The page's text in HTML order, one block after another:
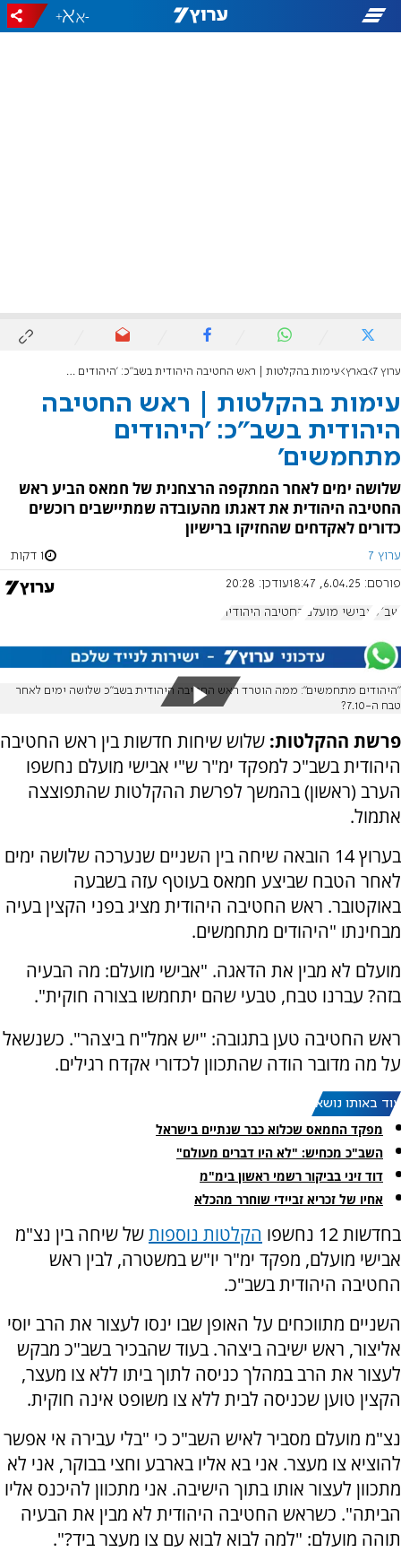
-
+
ערוץ 7 בארץ עימות בהקלטות | ראש החטיבה היהודית בשב"כ: 'היהודים מתחמשים'
עימות בהקלטות | ראש החטיבה
היהודית בשב"כ: 'היהודים
מתחמשים'
שלושה ימים לאחר המתקפה הרצחנית של חמאס הביע ראש
החטיבה היהודית את דאגתו מהעובדה שמתיישבים רוכשים
כדורים לאקדחים שהחזיקו ברישיון
ערוץ 7 1 דקות
פורסם: 6.04.25, 18:47 עודכן: 20:28
שב"כ אבישי מועלם החטיבה היהודית
"היהודים מתחמשים": ממה הוטרד ראש החטיבה היהודית בשב"כ שלושה ימים לאחר
טבח ה-7.10?
פרשת ההקלטות: שלוש שיחות חדשות בין ראש החטיבה
היהודית בשב"כ למפקד ימ"ר ש"י אבישי מועלם נחשפו
הערב (ראשון) בהמשך לפרשת ההקלטות שהתפוצצה
אתמול.
בערוץ 14 הובאה שיחה בין השניים שנערכה שלושה ימים
לאחר הטבח שביצע חמאס בעוטף עזה בשבעה
באוקטובר. ראש החטיבה היהודית מציג בפני הקצין בעיה
מבחינתו "היהודים מתחמשים.
מועלם לא מבין את הדאגה. "אבישי מועלם: מה הבעיה
בזה? עברנו טבח, טבעי שהם יתחמשו בצורה חוקית".
ראש החטיבה טען בתגובה: "יש אמל"ח ביצהר". כשנשאל
על מה מדובר הודה שהתכוון לכדורי אקדח רגילים.
עוד באותו נושא:
מפקד החמאס שכלוא כבר שנתיים בישראל
השב"כ מכחיש: "לא היו דברים מעולם"
דוד זיני בביקור רשמי ראשון בימ"מ
אחיו של זכריא זביידי שוחרר מהכלא
בחדשות 12 נחשפו הקלטות נוספותשל שיחה בין נצ"מ
אבישי מועלם, מפקד ימ"ר יו"ש במשטרה, לבין ראש
החטיבה היהודית בשב"כ.
השניים מתווכחים על האופן שבו ינסו לעצור את הרב יוסי
אליצור, ראש ישיבה ביצהר. בעוד שהבכיר בשב"כ מבקש
לעצור את הרב במהלך כניסה לתוך ביתו ללא צו מעצר,
הקצין טוען שכניסה לבית ללא צו משופט אינה חוקית.
נצ"מ מועלם מסביר לאיש השב"כ כי "בלי עבירה אי אפשר
להוציא צו מעצר. אני בא אליו בארבע וחצי בבוקר, אני לא
מתכוון לעצור אותו בתוך הישיבה. אני מתכוון להיכנס אליו
הביתה". כשראש החטיבה היהודית לא מבין את הבעיה
תוהה מועלם: "למה לבוא לבוא עם צו מעצר ביד?".